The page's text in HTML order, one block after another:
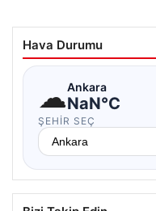
Hava Durumu
☁Ankara
NaN°C
ŞEHIR SEÇ